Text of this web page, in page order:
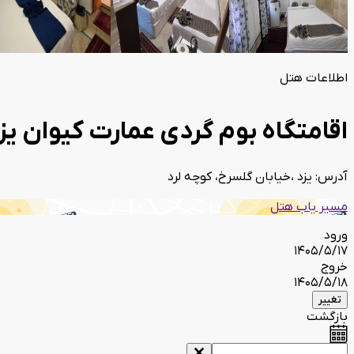
اطلاعات هتل
اقامتگاه بوم گردی عمارت کیوان
آدرس: یزد ،خیابان گلسرخ، کوچه لرد
مسیر یاب هتل
ورود
1405/5/17
خروج
1405/5/18
تغییر
بازگشت